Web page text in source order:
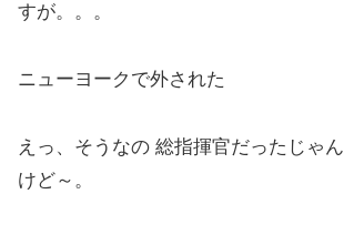
すが。。。
ニューヨークで外された
えっ、そうなの 総指揮官だったじゃ
けど～。